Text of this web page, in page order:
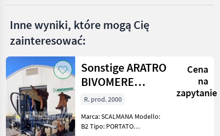
Vigolo
Pokaż
wszystkie
42
MARKETPLACE
Marketplace
Oferty
dealerów
Ogłoszenia
drobne
Inne wyniki, które mogą Cię
zainteresować:
Sonstige ARATRO
BIVOMERE
SCALMANA B2
Cena
na
zapytanie
R. prod. 2000
Marca: SCALMANA Modello:
B2 Tipo: PORTATO